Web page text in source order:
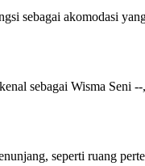
sebagai akomodasi
sebagai Wisma Seni
seperti ruang